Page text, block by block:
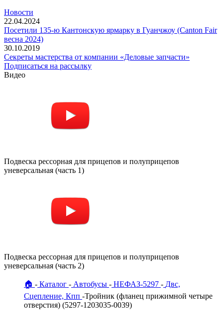
Новости
22.04.2024
Посетили 135-ю Кантонскую ярмарку в Гуанчжоу (Canton Fair
весна 2024)
30.10.2019
Секреты мастерства от компании «Деловые запчасти»
Подписаться на рассылку
Видео
Подвеска рессорная для прицепов и полуприцепов
уневерсальная (часть 1)
Подвеска рессорная для прицепов и полуприцепов
уневерсальная (часть 2)
🏠 Каталог Автобусы НЕФАЗ-5297
Двс,
Сцепление, Кпп Тройник (фланец прижимной четыре
отверстия) (5297-1203035-0039)